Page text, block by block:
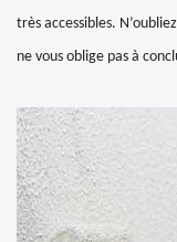
très accessibles.
ne vous oblige pas à